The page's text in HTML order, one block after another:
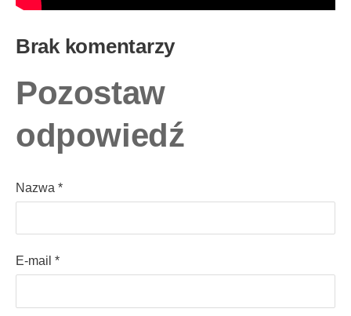
Brak komentarzy
Pozostaw
odpowiedź
Nazwa *
E-mail *